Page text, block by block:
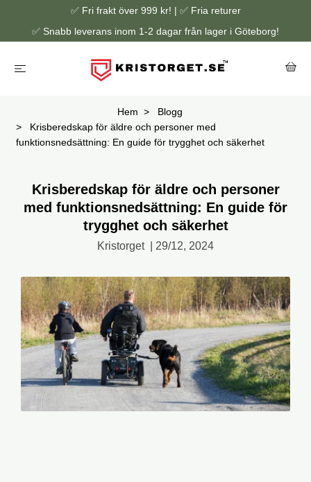
✅ Fri frakt över 999 kr! | ✅ Fria returer
✅ Snabb leverans inom 1-2 dagar från lager i Göteborg!
Hem
Blogg
Krisberedskap för äldre och personer med
funktionsnedsättning: En guide för trygghet och säkerhet
Krisberedskap för äldre och personer
med funktionsnedsättning: En guide för
trygghet och säkerhet
Kristorget 29/12, 2024